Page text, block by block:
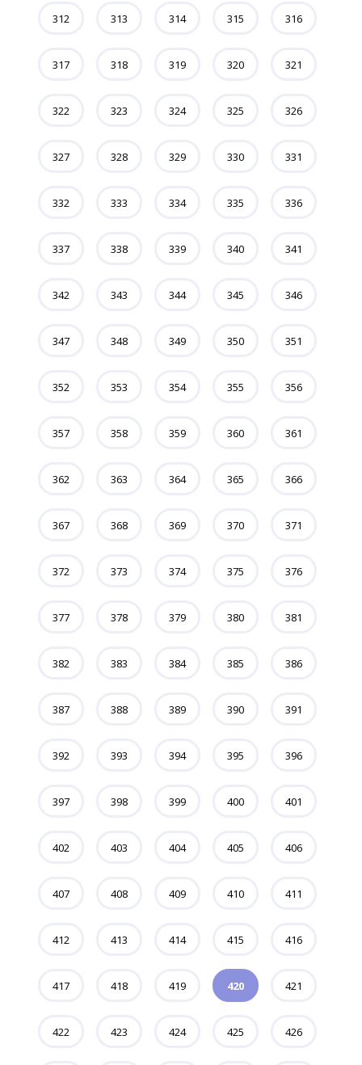
312 313 314 315 316
317 318 319 320 321
322 323 324 325 326
327 328 329 330 331
332 333 334 335 336
337 338 339 340 341
342 343 344 345 346
347 348 349 350 351
352 353 354 355 356
357 358 359 360 361
362 363 364 365 366
367 368 369 370 371
372 373 374 375 376
377 378 379 380 381
382 383 384 385 386
387 388 389 390 391
392 393 394 395 396
397 398 399 400 401
402 403 404 405 406
407 408 409 410 411
412 413 414 415 416
417 418 419 420 421
422 423 424 425 426